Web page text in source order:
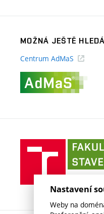
MOŽNÁ JEŠTĚ
Centrum AdMaS
Nastavení
Weby na